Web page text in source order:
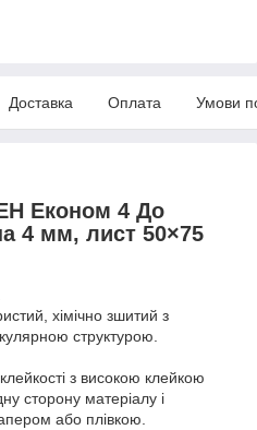
Доставка Оплата Умови
Економ 4 До
4 мм, лист 50×75
хімічно зшитий з
структурою.
з високою клейкою
сторону матеріалу і
або плівкою.